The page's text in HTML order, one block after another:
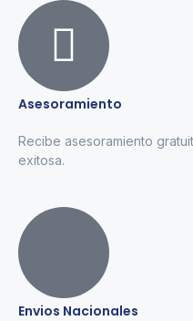
Asesoramiento
Recibe asesoramiento
exitosa.
Envios Nacionales